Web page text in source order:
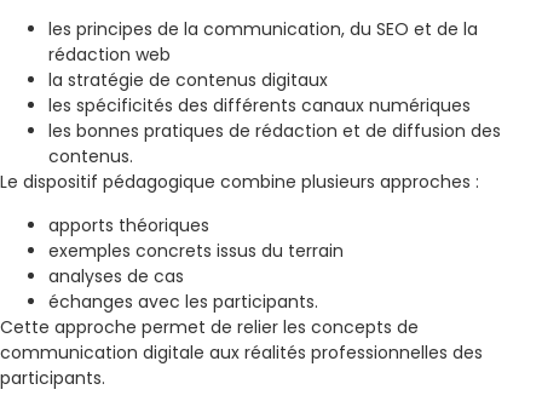
les principes de la communication, du SEO et de la
rédaction web
la stratégie de contenus digitaux
les spécificités des différents canaux numériques
les bonnes pratiques de rédaction et de diffusion des
contenus.
Le dispositif pédagogique combine plusieurs approches :
apports théoriques
exemples concrets issus du terrain
analyses de cas
échanges avec les participants.
Cette approche permet de relier les concepts de
communication digitale aux réalités professionnelles des
participants.